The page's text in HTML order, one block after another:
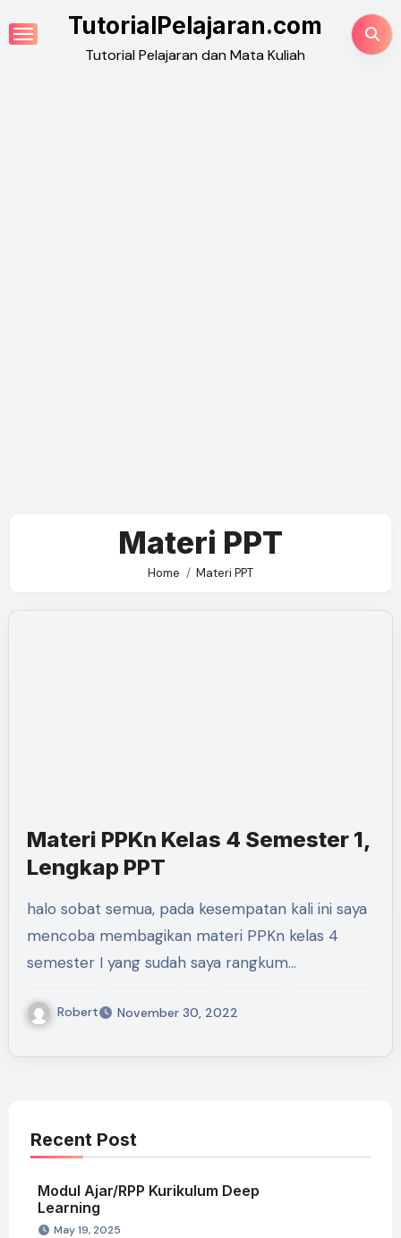
to
TutorialPelajaran.com
Tutorial Pelajaran dan Mata Kuliah
Materi PPT
Home Materi PPT
Materi PPKn Kelas 4 Semester 1,
Lengkap PPT
halo sobat semua, pada kesempatan kali ini saya
mencoba membagikan materi PPKn kelas 4
semester I yang sudah saya rangkum…
Robert November 30, 2022
Recent Post
Modul Ajar/RPP Kurikulum Deep
Learning
May 19, 2025